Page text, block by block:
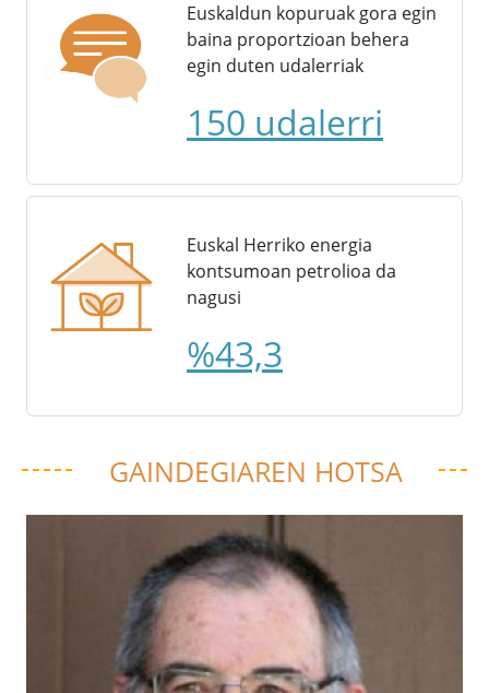
Euskaldun kopuruak gora egin
baina proportzioan behera
egin duten udalerriak
150 udalerri
Euskal Herriko energia
kontsumoan petrolioa da
nagusi
%43,3
GAINDEGIAREN HOTSA